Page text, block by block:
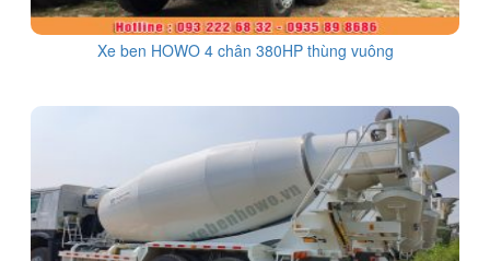
Xe ben HOWO 4 chân 380HP thùng vuông